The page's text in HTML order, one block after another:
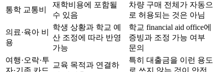
통학 교통비
재학비용에 포함될
수 있음
차량 구매 전체가 자동으
로 허용되는 것은 아님
의료·육아 비
용
학생 상황과 학교 예
산 조정에 따라 반영
가능
학교 financial aid office에
증빙과 조정 가능 여부
문의
여행·오락·투
교육 목적과 연결하
특히 대출금을 이런 용도